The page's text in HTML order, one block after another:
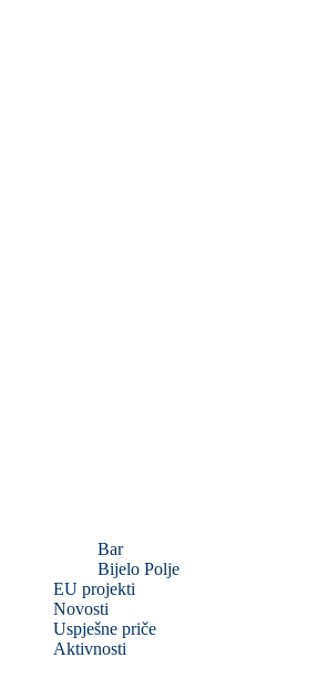
Bar
Bijelo Polje
EU projekti
Novosti
Uspješne priče
Aktivnosti